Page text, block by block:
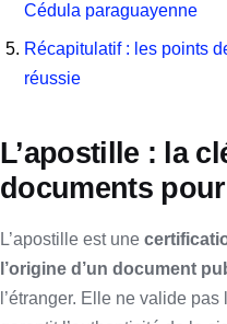
Cédula paraguayenne
Récapitulatif : les points
réussie
L’apostille : la
documents
L’apostille est une
l’origine d’un document
l’étranger. Elle ne valide